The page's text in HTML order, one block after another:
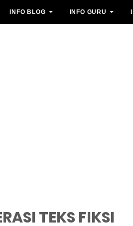
INFO BLOG INFO GURU
TEKS FIKSI